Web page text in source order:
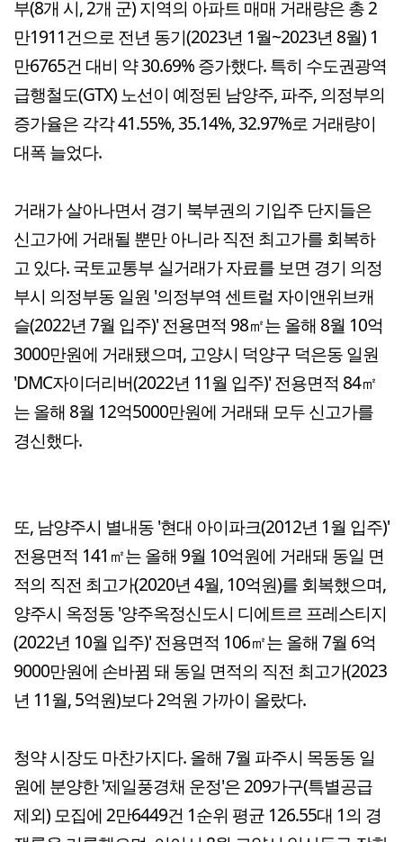
부(8개 시, 2개 군) 지역의 아파트 매매 거래량은 총 2
만1911건으로 전년 동기(2023년 1월~2023년 8월) 1
만6765건 대비 약 30.69% 증가했다. 특히 수도권광역
급행철도(GTX) 노선이 예정된 남양주, 파주, 의정부의
증가율은 각각 41.55%, 35.14%, 32.97%로 거래량이
대폭 늘었다.
거래가 살아나면서 경기 북부권의 기입주 단지들은
신고가에 거래될 뿐만 아니라 직전 최고가를 회복하
고 있다. 국토교통부 실거래가 자료를 보면 경기 의정
부시 의정부동 일원 '의정부역 센트럴 자이앤위브캐
슬(2022년 7월 입주)' 전용면적 98㎡는 올해 8월 10억
3000만원에 거래됐으며, 고양시 덕양구 덕은동 일원
'DMC자이더리버(2022년 11월 입주)' 전용면적 84㎡
는 올해 8월 12억5000만원에 거래돼 모두 신고가를
경신했다.
또, 남양주시 별내동 '현대 아이파크(2012년 1월 입주)'
전용면적 141㎡는 올해 9월 10억원에 거래돼 동일 면
적의 직전 최고가(2020년 4월, 10억원)를 회복했으며,
양주시 옥정동 '양주옥정신도시 디에트르 프레스티지
(2022년 10월 입주)' 전용면적 106㎡는 올해 7월 6억
9000만원에 손바뀜 돼 동일 면적의 직전 최고가(2023
년 11월, 5억원)보다 2억원 가까이 올랐다.
청약 시장도 마찬가지다. 올해 7월 파주시 목동동 일
원에 분양한 '제일풍경채 운정'은 209가구(특별공급
제외) 모집에 2만6449건 1순위 평균 126.55대 1의 경